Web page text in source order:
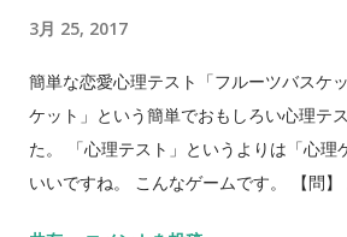
3月 25, 2017
簡単な恋愛心理テスト「フルーツバスケ
ケット」という簡単でおもしろい心理テ
た。 「心理テスト」というよりは「心理
いいですね。 こんなゲームです。 【問